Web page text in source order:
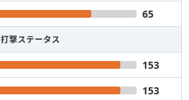
65
打撃ステータス
153
153